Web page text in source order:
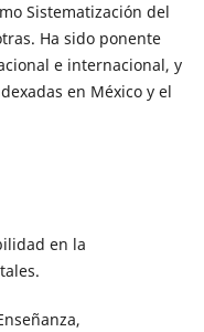
Sistematización del
Ha sido ponente
e internacional, y
en México y el
en la